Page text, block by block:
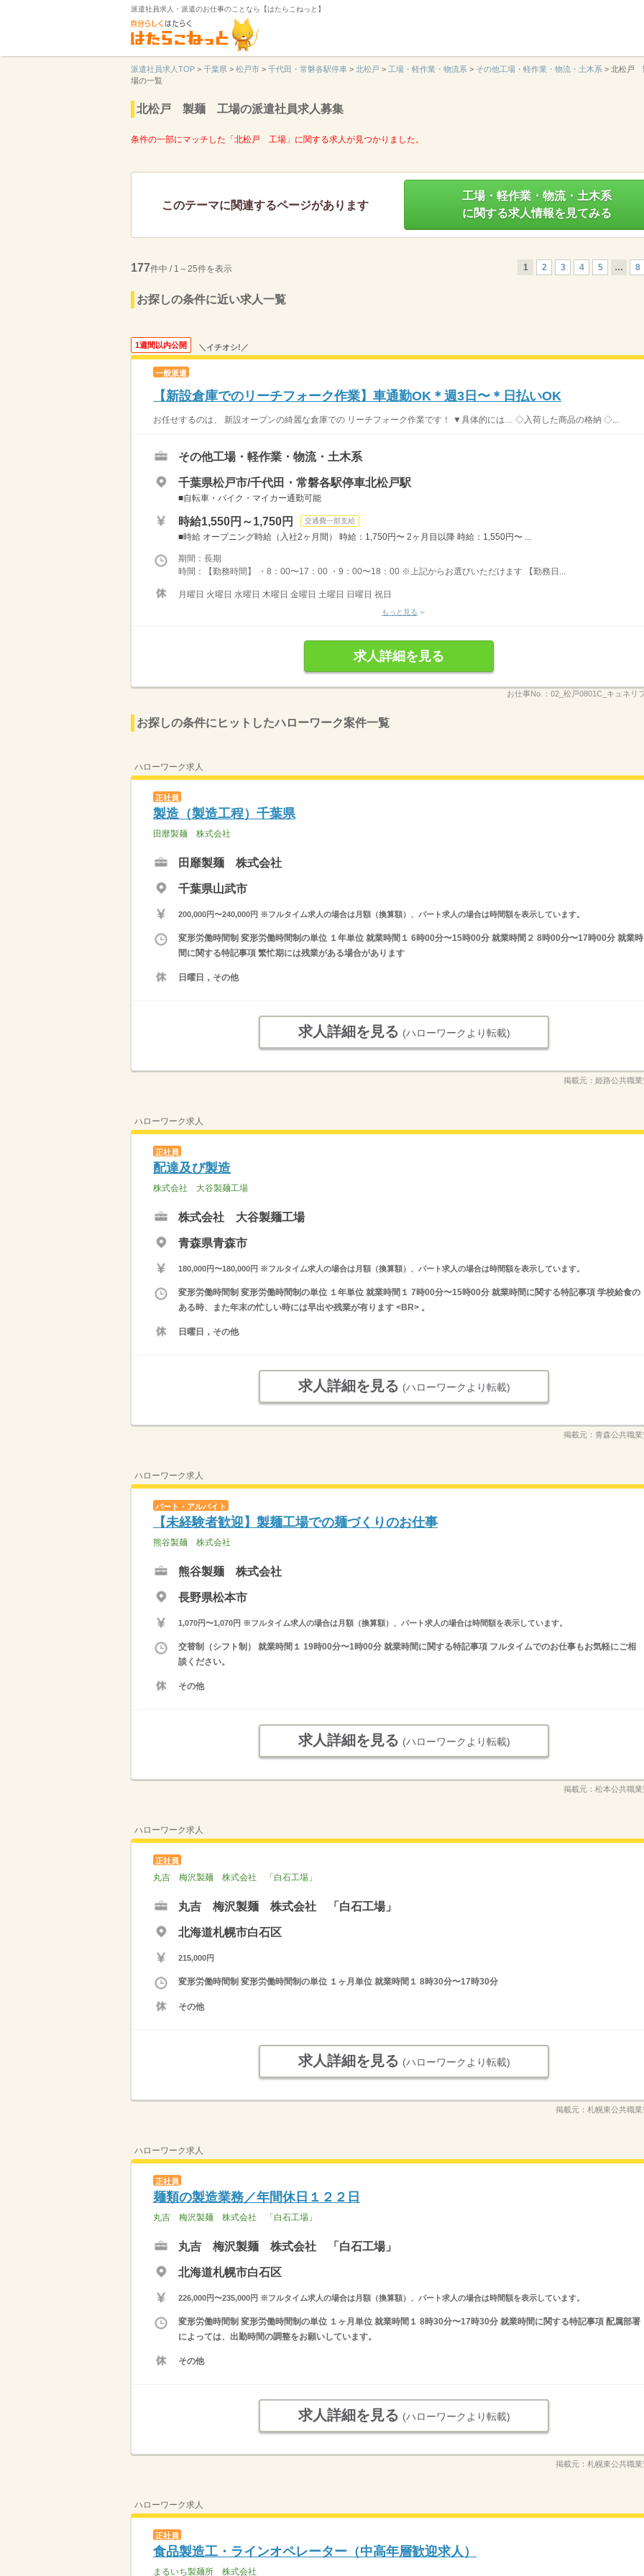
派遣社員求人・派遣のお仕事のことなら【はたらこねっと】
派遣社員求人TOP > 千葉県 > 松戸市 > 千代田・常磐各駅停車 > 北松戸 > 工場・軽作業・物流系 > その他工場・軽作業・物流・土木系 > 北松戸
場の一覧
北松戸 製麺 工場の派遣社員求人募集
条件の一部にマッチした「北松戸 工場」に関する求人が見つかりました。
このテーマに関連するページがあります
工場・軽作業・物流・土木系
に関する求人情報を見てみる
177件中 / 1～25件を表示 1 2 3 4 5 … 8
お探しの条件に近い求人一覧
1週間以内公開 ＼イチオシ!／
一般派遣
【新設倉庫でのリーチフォーク作業】車通勤OK＊週3日〜＊日払いOK
お任せするのは、 新設オープンの綺麗な倉庫での リーチフォーク作業です！ ▼具体的には… ◇入荷した商品の格納 ◇...
その他工場・軽作業・物流・土木系
千葉県松戸市/千代田・常磐各駅停車北松戸駅
■自転車・バイク・マイカー通勤可能
時給1,550円～1,750円 交通費一部支給
■時給 オープニング時給（入社2ヶ月間） 時給：1,750円〜 2ヶ月目以降 時給：1,550円〜 ...
期間：長期
時間：【勤務時間】 ・8：00〜17：00 ・9：00〜18：00 ※上記からお選びいただけます 【勤務日...
月曜日 火曜日 水曜日 木曜日 金曜日 土曜日 日曜日 祝日
もっと見る
求人詳細を見る
お仕事No.： 02_松戸0801C_キュネリ
お探しの条件にヒットしたハローワーク案件一覧
ハローワーク求人
正社員
製造（製造工程）千葉県
田靡製麺 株式会社
田靡製麺 株式会社
千葉県山武市
200,000円〜240,000円 ※フルタイム求人の場合は月額（換算額）、パート求人の場合は時間額を表示しています。
変形労働時間制 変形労働時間制の単位 １年単位 就業時間１ 6時00分〜15時00分 就業時間２ 8時00分〜17時00分 就業時
間に関する特記事項 繁忙期には残業がある場合があります
日曜日，その他
求人詳細を見る (ハローワークより転載)
掲載元： 姫路公共職
ハローワーク求人
正社員
配達及び製造
株式会社 大谷製麺工場
株式会社 大谷製麺工場
青森県青森市
180,000円〜180,000円 ※フルタイム求人の場合は月額（換算額）、パート求人の場合は時間額を表示しています。
変形労働時間制 変形労働時間制の単位 １年単位 就業時間１ 7時00分〜15時00分 就業時間に関する特記事項 学校給食の
ある時、また年末の忙しい時には早出や残業が有ります <BR> 。
日曜日，その他
求人詳細を見る (ハローワークより転載)
掲載元： 青森公共職
ハローワーク求人
パート・アルバイト
【未経験者歓迎】製麺工場での麺づくりのお仕事
熊谷製麺 株式会社
熊谷製麺 株式会社
長野県松本市
1,070円〜1,070円 ※フルタイム求人の場合は月額（換算額）、パート求人の場合は時間額を表示しています。
交替制（シフト制） 就業時間１ 19時00分〜1時00分 就業時間に関する特記事項 フルタイムでのお仕事もお気軽にご相
談ください。
その他
求人詳細を見る (ハローワークより転載)
掲載元： 松本公共職
ハローワーク求人
正社員
丸吉 梅沢製麺 株式会社 「白石工場」
丸吉 梅沢製麺 株式会社 「白石工場」
北海道札幌市白石区
215,000円
変形労働時間制 変形労働時間制の単位 １ヶ月単位 就業時間１ 8時30分〜17時30分
その他
求人詳細を見る (ハローワークより転載)
掲載元： 札幌東公共職
ハローワーク求人
正社員
麺類の製造業務／年間休日１２２日
丸吉 梅沢製麺 株式会社 「白石工場」
丸吉 梅沢製麺 株式会社 「白石工場」
北海道札幌市白石区
226,000円〜235,000円 ※フルタイム求人の場合は月額（換算額）、パート求人の場合は時間額を表示しています。
変形労働時間制 変形労働時間制の単位 １ヶ月単位 就業時間１ 8時30分〜17時30分 就業時間に関する特記事項 配属部署
によっては、出勤時間の調整をお願いしています。
その他
求人詳細を見る (ハローワークより転載)
掲載元： 札幌東公共職
ハローワーク求人
正社員
食品製造工・ラインオペレーター（中高年層歓迎求人）
まるいち製麺所 株式会社